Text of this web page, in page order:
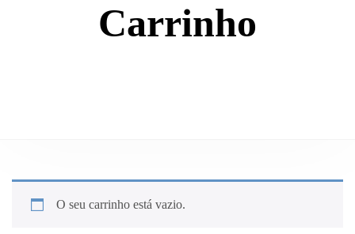
Carrinho
O seu carrinho está vazio.